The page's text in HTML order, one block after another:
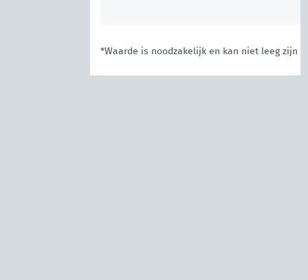
*Waarde is noodzakelijk en kan niet leeg zijn